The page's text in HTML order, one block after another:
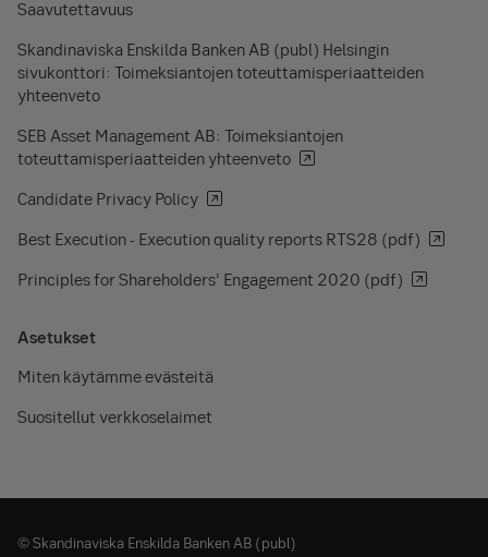
Saavutettavuus
Skandinaviska Enskilda Banken AB (publ) Helsingin
sivukonttori: Toimeksiantojen toteuttamisperiaatteiden
yhteenveto
SEB Asset Management AB: Toimeksiantojen
toteuttamisperiaatteiden yhteenveto
Candidate Privacy Policy
Best Execution - Execution quality reports RTS28 (pdf)
Principles for Shareholders’ Engagement 2020 (pdf)
Asetukset
Miten käytämme evästeitä
Suositellut verkkoselaimet
© Skandinaviska Enskilda Banken AB (publ)